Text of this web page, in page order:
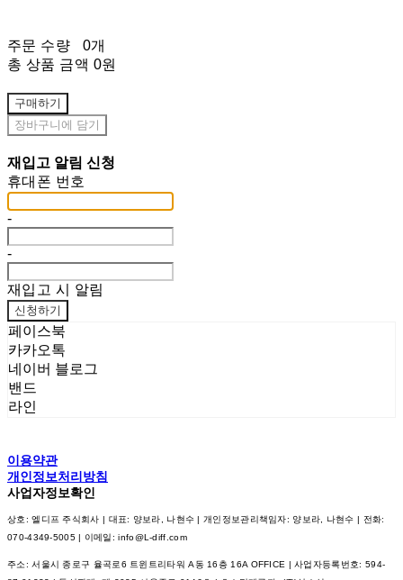
주문 수량
0개
총 상품 금액 0원
구매하기
장바구니에 담기
재입고 알림 신청
휴대폰 번호
-
-
재입고 시 알림
신청하기
페이스북
카카오톡
네이버 블로그
밴드
라인
이용약관
개인정보처리방침
사업자정보확인
상호: 엘디프 주식회사 | 대표: 양보라, 나현수 | 개인정보관리책임자: 양보라, 나현수 | 전화:
070-4349-5005 | 이메일: info@L-diff.com
주소: 서울시 종로구 율곡로6 트윈트리타워 A동 16층 16A OFFICE | 사업자등록번호: 594-